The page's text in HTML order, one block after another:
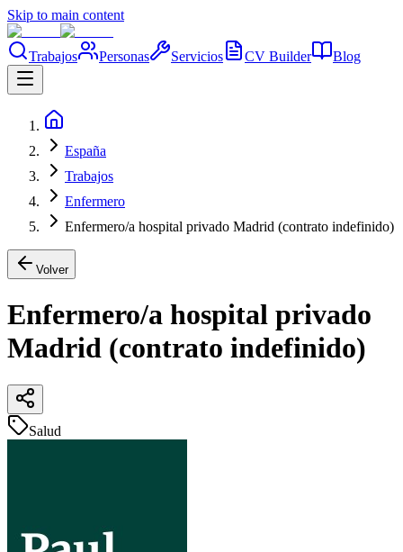
Skip to main content
Trabajos Personas Servicios CV Builder Blog
España
Trabajos
Enfermero
Enfermero/a hospital privado Madrid (contrato indefinido)
Volver
Enfermero/a hospital privado
Madrid (contrato indefinido)
Salud